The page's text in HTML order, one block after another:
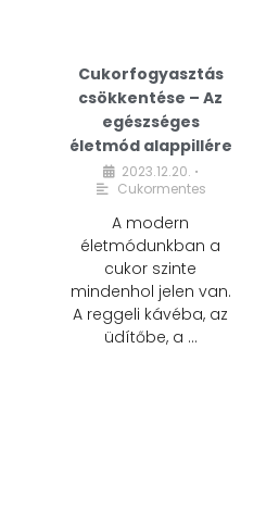
Cukorfogyasztás
csökkentése – Az
egészséges
életmód alappillére
2023.12.20. •
Cukormentes
A modern
életmódunkban a
cukor szinte
mindenhol jelen van.
A reggeli kávéba, az
üdítőbe, a …